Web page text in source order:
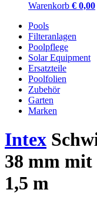
Warenkorb € 0,00
Pools
Filteranlagen
Poolpflege
Solar Equipment
Ersatzteile
Poolfolien
Zubehör
Garten
Marken
Intex
38 mm
1,5 m